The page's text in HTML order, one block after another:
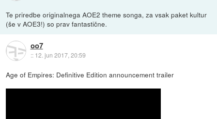
Te priredbe originalnega AOE2 theme songa, za vsak paket kultur
(še v AOE3!) so prav fantastične.
oo7
:: 12. jun 2017, 20:59
Age of Empires: Definitive Edition announcement trailer